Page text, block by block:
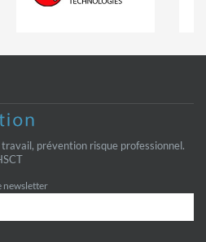
prévention risque professionnel.
newsletter